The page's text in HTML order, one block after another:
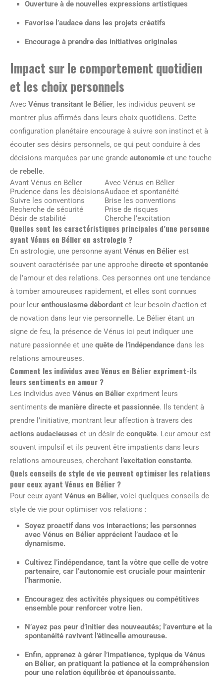
Ouverture à de nouvelles expressions artistiques
Favorise l’audace dans les projets créatifs
Encourage à prendre des initiatives originales
Impact sur le comportement quotidien
et les choix personnels
Avec Vénus transitant le Bélier, les individus peuvent se
montrer plus affirmés dans leurs choix quotidiens. Cette
configuration planétaire encourage à suivre son instinct et à
écouter ses désirs personnels, ce qui peut conduire à des
décisions marquées par une grande autonomie et une touche
de rebelle.
Avant Vénus en Bélier
Avec Vénus en Bélier
Prudence dans les décisionsAudace et spontanéité
Suivre les conventions
Brise les conventions
Recherche de sécurité
Prise de risques
Désir de stabilité
Cherche l’excitation
Quelles sont les caractéristiques principales d’une personne
ayant Vénus en Bélier en astrologie ?
En astrologie, une personne ayant Vénus en Bélier est
souvent caractérisée par une approche directe et spontanée
de l’amour et des relations. Ces personnes ont une tendance
à tomber amoureuses rapidement, et elles sont connues
pour leur enthousiasme débordant et leur besoin d’action et
de novation dans leur vie personnelle. Le Bélier étant un
signe de feu, la présence de Vénus ici peut indiquer une
nature passionnée et une quête de l’indépendance dans les
relations amoureuses.
Comment les individus avec Vénus en Bélier expriment-ils
leurs sentiments en amour ?
Les individus avec Vénus en Bélier expriment leurs
sentiments de manière directe et passionnée. Ils tendent à
prendre l’initiative, montrant leur affection à travers des
actions audacieuses et un désir de conquête. Leur amour est
souvent impulsif et ils peuvent être impatients dans leurs
relations amoureuses, cherchant l’excitation constante.
Quels conseils de style de vie peuvent optimiser les relations
pour ceux ayant Vénus en Bélier ?
Pour ceux ayant Vénus en Bélier, voici quelques conseils de
style de vie pour optimiser vos relations :
Soyez proactif dans vos interactions; les personnes
avec Vénus en Bélier apprécient l’audace et le
dynamisme.
Cultivez l’indépendance, tant la vôtre que celle de votre
partenaire, car l’autonomie est cruciale pour maintenir
l’harmonie.
Encouragez des activités physiques ou compétitives
ensemble pour renforcer votre lien.
N’ayez pas peur d’initier des nouveautés; l’aventure et la
spontanéité ravivent l’étincelle amoureuse.
Enfin, apprenez à gérer l’impatience, typique de Vénus
en Bélier, en pratiquant la patience et la compréhension
pour une relation équilibrée et épanouissante.